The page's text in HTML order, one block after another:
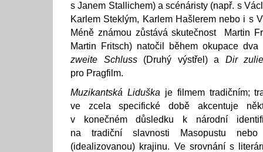
s Janem Stallichem) a scénáristy (např. s
Karlem Steklým, Karlem Hašlerem nebo i s
Méně známou zůstává skutečnost Martin
Martin Fritsch) natočil během okupace
zweite Schluss(Druhý výstřel) a Dir
pro Pragfilm.
Muzikantská Liduška je filmem tradičním;
ve zcela specifické době akcentuje
v konečném důsledku k národní
na tradiční slavnosti Masopustu
(idealizovanou) krajinu. Ve srovnání s